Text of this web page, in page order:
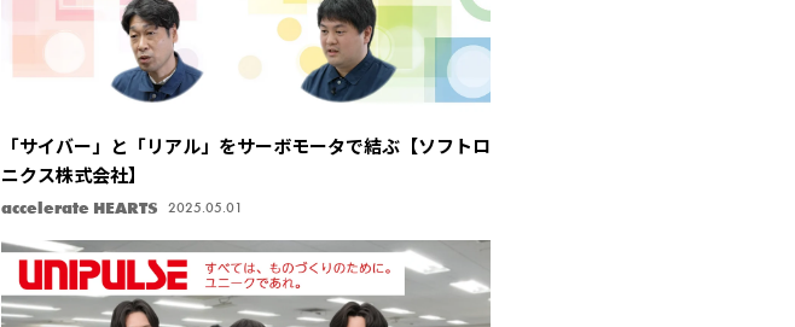
「サイバー」と「リアル」をサーボモータで結ぶ【ソフトロ
ニクス株式会社】
accelerate HEARTS 2025.05.01